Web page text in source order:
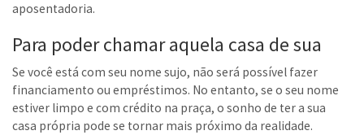
aposentadoria.
Para poder chamar aquela casa de sua
Se você está com seu nome sujo, não será possível fazer
financiamento ou empréstimos. No entanto, se o seu nome
estiver limpo e com crédito na praça, o sonho de ter a sua
casa própria pode se tornar mais próximo da realidade.